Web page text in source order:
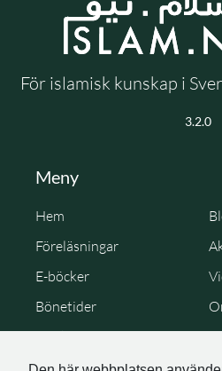
För islamisk kunskap i
3.2.0
Meny
Hem
Föreläsningar
E-böcker
Bönetider
Cookie Policy